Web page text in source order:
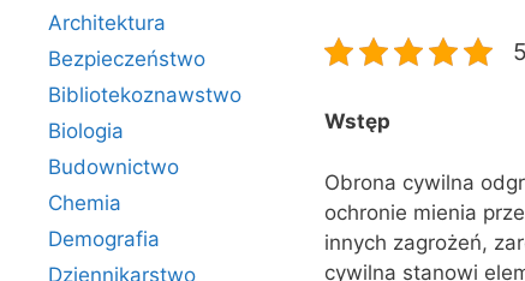
Wstęp
Obrona cywilna
ochronie mienia
innych zagrożeń,
cywilna stanowi
Architektura
Bezpieczeństwo
Bibliotekoznawstwo
Biologia
Budownictwo
Chemia
Demografia
Dziennikarstwo